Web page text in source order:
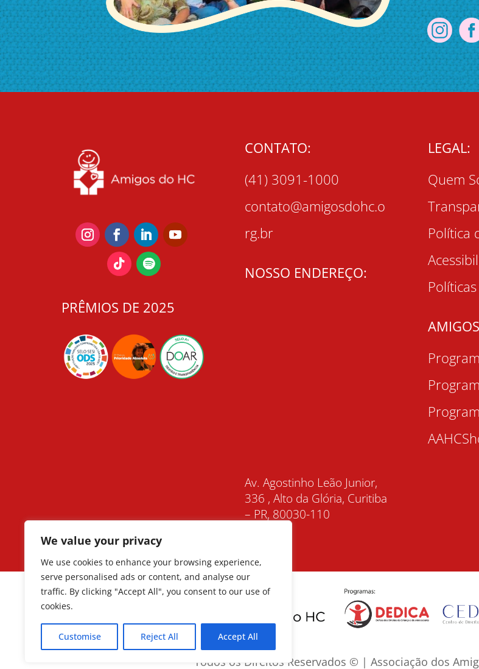
We value your privacy
We use cookies to enhance your browsing experience,
serve personalised ads or content, and analyse our
traffic. By clicking "Accept All", you consent to our use of
cookies.
Customise Reject All Accept All
PRÊMIOS DE 2025
CONTATO:
(41) 3091-1000
contato@amigosdohc.o
rg.br
NOSSO ENDEREÇO:
Av. Agostinho Leão Junior,
336 , Alto da Glória, Curitiba
– PR, 80030-110
LEGAL:
Quem
Política
Todos os Direitos Reservados © | Associação dos